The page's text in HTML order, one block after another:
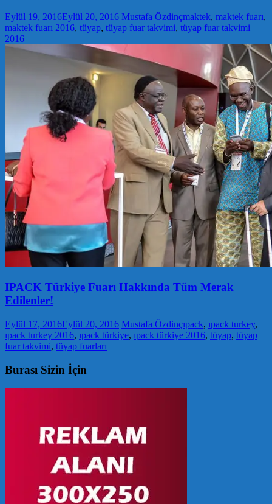
Eylül 19, 2016Eylül 20, 2016 Mustafa Özdinçmaktek, maktek fuarı,
maktek fuarı 2016, tüyap, tüyap fuar takvimi, tüyap fuar takvimi
2016
IPACK Türkiye Fuarı Hakkında Tüm Merak
Edilenler!
Eylül 17, 2016Eylül 20, 2016 Mustafa Özdinçıpack, ıpack turkey,
ıpack turkey 2016, ıpack türkiye, ıpack türkiye 2016, tüyap, tüyap
fuar takvimi, tüyap fuarları
Burası Sizin İçin